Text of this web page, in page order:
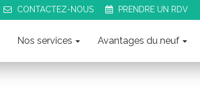
CONTACTEZ-NOUS PRENDRE UN RDV
Nos services Avantages du neuf